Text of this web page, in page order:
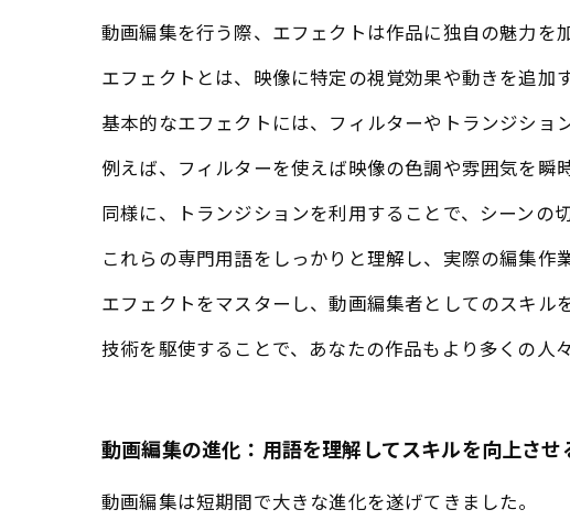
動画編集を行う際、エフェクトは作品に独自の魅力を
エフェクトとは、映像に特定の視覚効果や動きを追加
基本的なエフェクトには、フィルターやトランジショ
例えば、フィルターを使えば映像の色調や雰囲気を瞬
同様に、トランジションを利用することで、シーンの
これらの専門用語をしっかりと理解し、実際の編集作
エフェクトをマスターし、動画編集者としてのスキル
技術を駆使することで、あなたの作品もより多くの人
動画編集の進化：用語を理解してスキルを向上させ
動画編集は短期間で大きな進化を遂げてきました。